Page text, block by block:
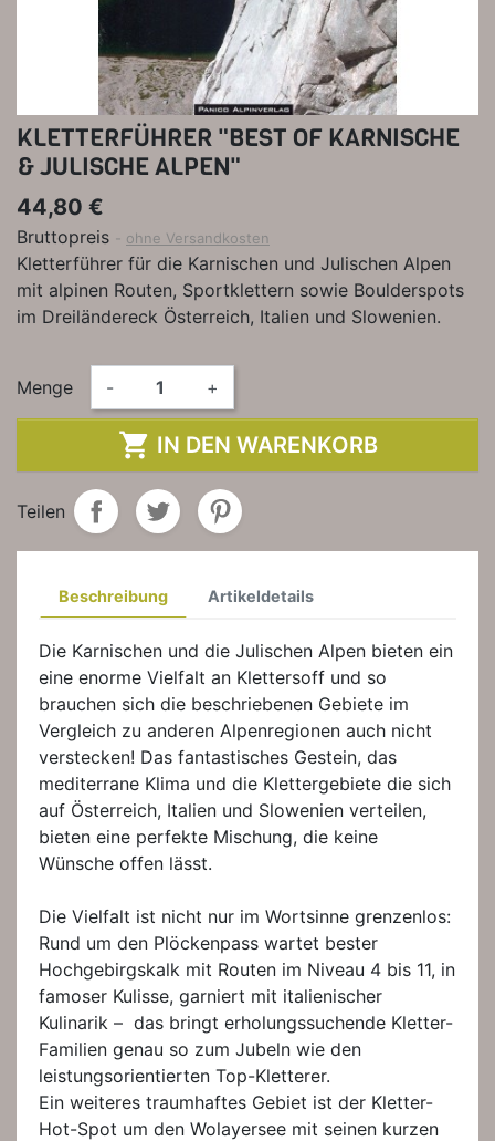
KLETTERFÜHRER "BEST OF KARNISCHE
& JULISCHE ALPEN"
44,80 €
Bruttopreis ohne Versandkosten
Kletterführer für die Karnischen und Julischen Alpen
mit alpinen Routen, Sportklettern sowie Boulderspots
im Dreiländereck Österreich, Italien und Slowenien.
Menge - +
 IN DEN WARENKORB
Teilen
Beschreibung Artikeldetails
Die Karnischen und die Julischen Alpen bieten ein
eine enorme Vielfalt an Klettersoff und so
brauchen sich die beschriebenen Gebiete im
Vergleich zu anderen Alpenregionen auch nicht
verstecken! Das fantastisches Gestein, das
mediterrane Klima und die Klettergebiete die sich
auf Österreich, Italien und Slowenien verteilen,
bieten eine perfekte Mischung, die keine
Wünsche offen lässt.
Die Vielfalt ist nicht nur im Wortsinne grenzenlos:
Rund um den Plöckenpass wartet bester
Hochgebirgskalk mit Routen im Niveau 4 bis 11, in
famoser Kulisse, garniert mit italienischer
Kulinarik – das bringt erholungssuchende Kletter-
Familien genau so zum Jubeln wie den
leistungsorientierten Top-Kletterer.
Ein weiteres traumhaftes Gebiet ist der Kletter-
Hot-Spot um den Wolayersee mit seinen kurzen